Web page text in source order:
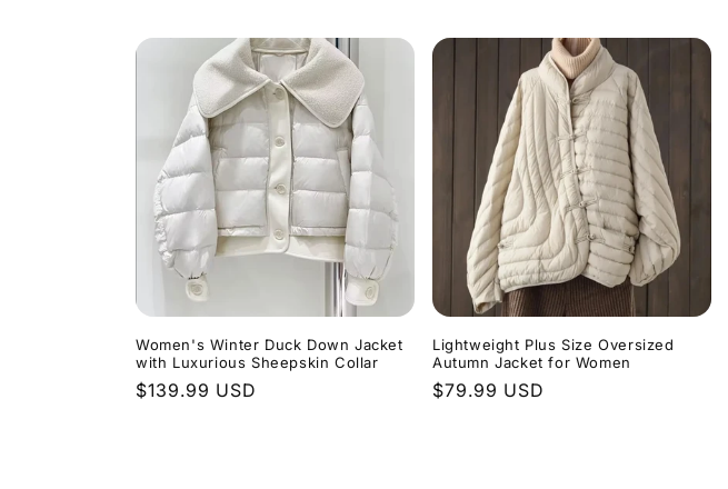
Women's Winter Duck Down Jacket
with Luxurious Sheepskin Collar
Normaler
$139.99 USD
Lightweight Plus Size Oversized
Autumn Jacket for Women
Normaler
$79.99 USD